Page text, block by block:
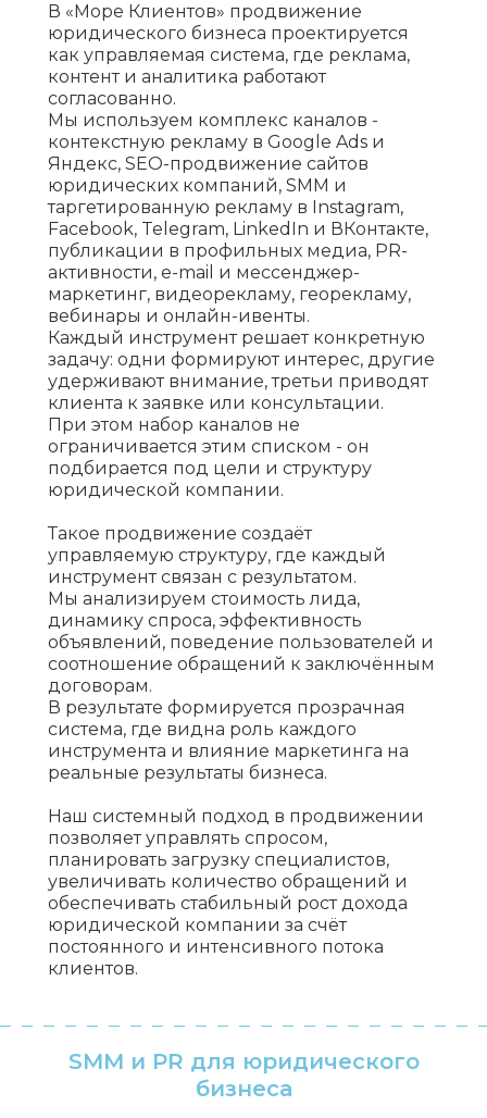
В «Море Клиентов» продвижение
юридического бизнеса проектируется
как управляемая система, где реклама,
контент и аналитика работают
согласованно.
Мы используем комплекс каналов -
контекстную рекламу в Google Ads и
Яндекс, SEO-продвижение сайтов
юридических компаний, SMM и
таргетированную рекламу в Instagram,
Facebook, Telegram, LinkedIn и ВКонтакте,
публикации в профильных медиа, PR-
активности, e-mail и мессенджер-
маркетинг, видеорекламу, георекламу,
вебинары и онлайн-ивенты.
Каждый инструмент решает конкретную
задачу: одни формируют интерес, другие
удерживают внимание, третьи приводят
клиента к заявке или консультации.
При этом набор каналов не
ограничивается этим списком - он
подбирается под цели и структуру
юридической компании.
Такое продвижение создаёт
управляемую структуру, где каждый
инструмент связан с результатом.
Мы анализируем стоимость лида,
динамику спроса, эффективность
объявлений, поведение пользователей и
соотношение обращений к заключённым
договорам.
В результате формируется прозрачная
система, где видна роль каждого
инструмента и влияние маркетинга на
реальные результаты бизнеса.
Наш системный подход в продвижении
позволяет управлять спросом,
планировать загрузку специалистов,
увеличивать количество обращений и
обеспечивать стабильный рост дохода
юридической компании за счёт
постоянного и интенсивного потока
клиентов.
SMM и PR для юридического
бизнеса